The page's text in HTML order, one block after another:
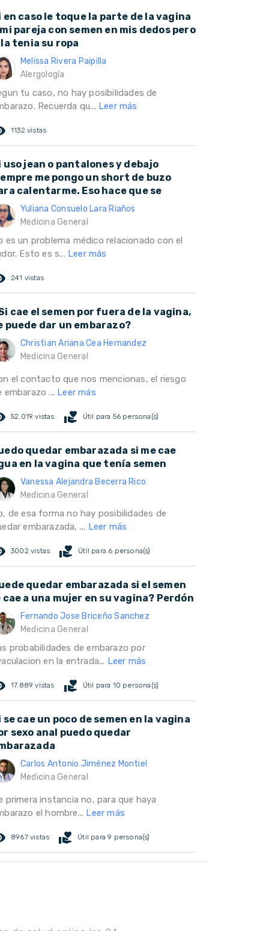
en caso le toque la parte de la vagina
pareja con semen en mis dedos pero
tenia su ropa
Melissa Rivera Paipilla
Alergología
tu caso, no hay posibilidades de
Recuerda qu... Leer más
1132 vistas
uso jean o pantalones y debajo
me pongo un short de buzo
calentarme. Eso hace que se
Yuliana Consuelo Lara Riaños
Medicina General
es un problema médico relacionado con el
Esto es s... Leer más
241 vistas
cae el semen por fuera de la vagina,
puede dar un embarazo?
Christian Ariana Cea Hernandez
Medicina General
el contacto que nos mencionas, el riesgo
embarazo ... Leer más
52.019 vistas volunteer_activism Útil para 56 persona(s)
quedar embarazada si me cae
en la vagina que tenía semen
Vanessa Alejandra Becerra Rico
Medicina General
de esa forma no hay posibilidades de
embarazada, ... Leer más
3002 vistas volunteer_activism Útil para 6 persona(s)
quedar embarazada si el semen
cae a una mujer en su vagina? Perdón
Fernando Jose Briceño Sanchez
Medicina General
probabilidades de embarazo por
en la entrada... Leer más
17.889 vistas volunteer_activism Útil para 10 persona(s)
se cae un poco de semen en la vagina
sexo anal puedo quedar
Carlos Antonio Jiménez Montiel
Medicina General
primera instancia no, para que haya
el hombre... Leer más
8967 vistas volunteer_activism Útil para 9 persona(s)